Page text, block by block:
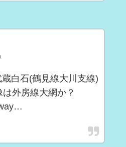
蔵白石(鶴見線大川支線)
は外房線大網か？